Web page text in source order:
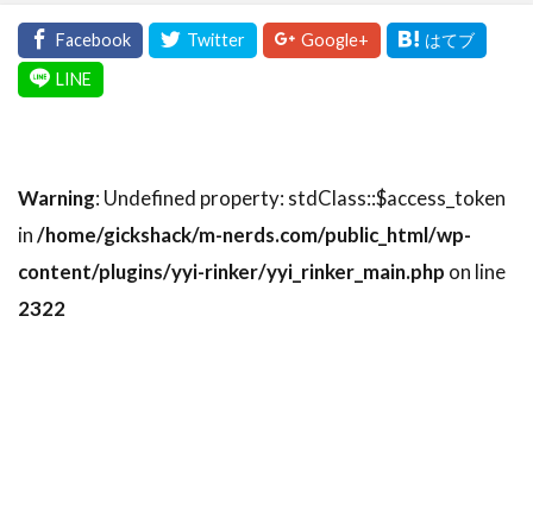
Warning: Undefined property: stdClass::$access_token
in/home/gickshack/m-nerds.com/public_html/wp-
content/plugins/yyi-rinker/yyi_rinker_main.php on line
2322